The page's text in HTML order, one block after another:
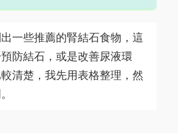
一些推薦的腎結石食物，這
防結石，或是改善尿液環
清楚，我先用表格整理，然